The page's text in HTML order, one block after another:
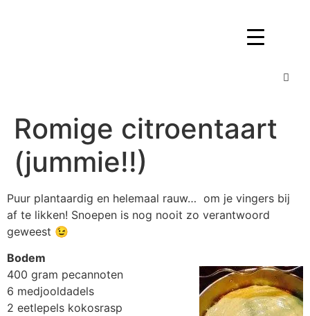
Romige citroentaart
(jummie!!)
Puur plantaardig en helemaal rauw… om je vingers bij
af te likken! Snoepen is nog nooit zo verantwoord
geweest 😉
Bodem
400 gram pecannoten
6 medjooldadels
2 eetlepels kokosrasp